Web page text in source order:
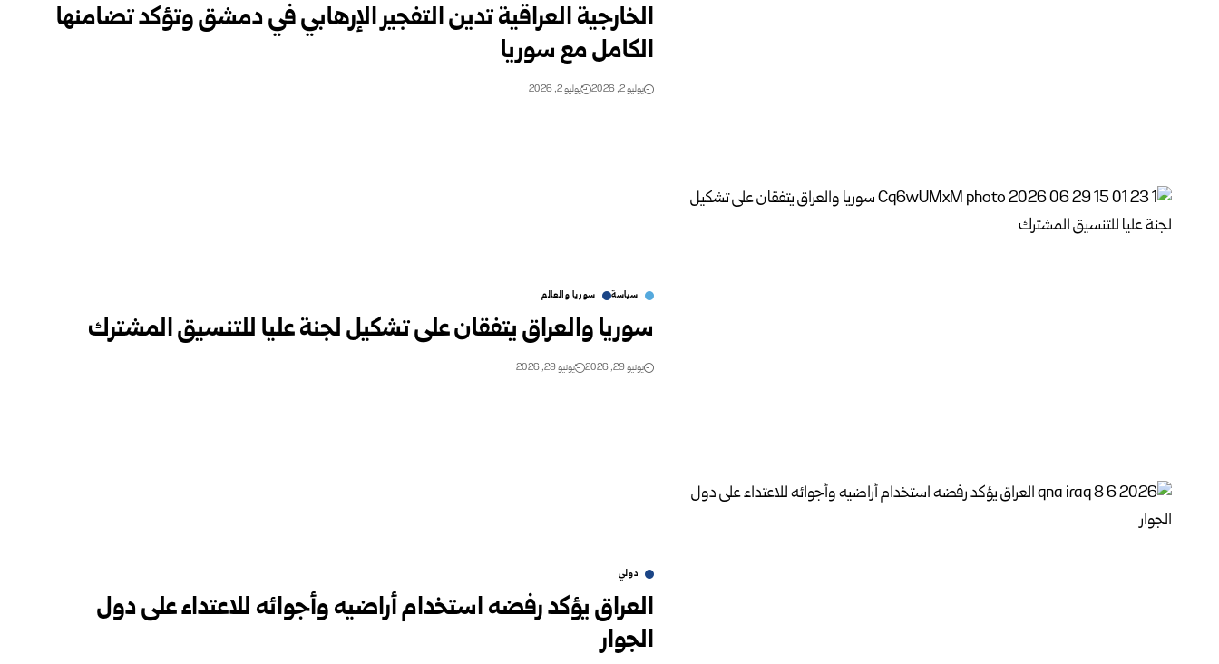
الخارجية العراقية تدين التفجير الإرهابي في دمشق وتؤكد تضامنها
الكامل مع سوريا
يوليو 2, 2026 يوليو 2, 2026
سياسة سوريا والعالم
سوريا والعراق يتفقان على تشكيل لجنة عليا للتنسيق المشترك
يونيو 29, 2026 يونيو 29, 2026
دولي
العراق يؤكد رفضه استخدام أراضيه وأجوائه للاعتداء على دول
الجوار